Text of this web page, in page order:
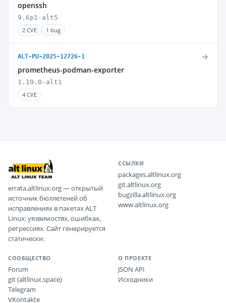
openssh
9.6p1-alt5
2 CVE
1 bug
ALT-PU-2025-12726-1
prometheus-podman-exporter
1.19.0-alt1
4 CVE
→
errata.altlinux.org — открытый
источник бюллетеней об
исправлениях в пакетах ALT
Linux: уязвимостях, ошибках,
регрессиях. Сайт генерируется
статически.
ССЫЛКИ
packages.altlinux.org
git.altlinux.org
bugzilla.altlinux.org
www.altlinux.org
СООБЩЕСТВО
Forum
git (altlinux.space)
Telegram
VKontakte
О ПРОЕКТЕ
JSON API
Исходники